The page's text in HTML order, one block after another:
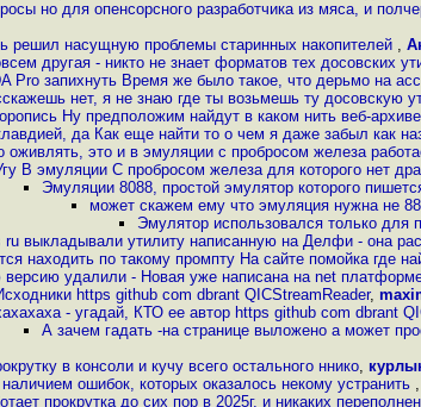
но для опенсорсного разработчика из мяса, и
решил насущную проблемы старинных накопителей ,
другая - никто не знает форматов тех досовских
Pro запихнуть Время же было такое, что дерьмо на
нет, я не знаю где ты возьмешь ту досовскую
Ну предположим найдут в каком нить веб-
да Как еще найти то о чем я даже забыл как
оживлять, это и в эмуляции с пробросом железа
В эмуляции С пробросом железа для которого нет
Эмуляции 8088, простой эмулятор которого
может скажем ему что эмуляция нужна не
Эмулятор использовался только для
ru выкладывали утилиту написанную на Делфи - она
находить по такому промпту На сайте помойка где
удалили - Новая уже написана на net
https github com dbrant QICStreamReader,
- угадай, КТО ее автор https github com dbrant
А зачем гадать -на странице выложено а может
в консоли и кучу всего остального ннико,
ошибок, которых оказалось некому устранить ,
прокрутка до сих пор в 2025г, и никаких